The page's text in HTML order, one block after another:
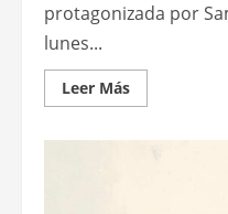
protagonizada por
lunes...
Leer MásLeer
más